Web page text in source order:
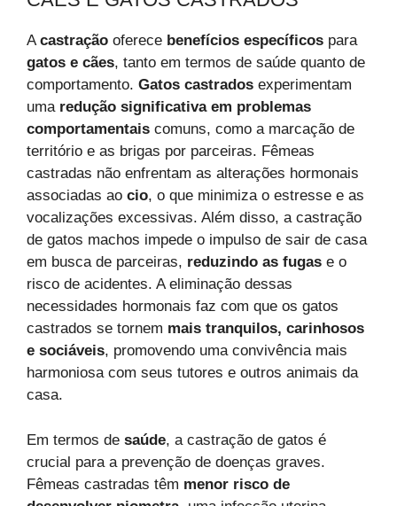
Acastração oferece benefícios específicos para
gatos e cães, tanto em termos de saúde quanto de
comportamento. Gatos castrados experimentam
uma redução significativa em problemas
comportamentais comuns, como a marcação de
território e as brigas por parceiras. Fêmeas
castradas não enfrentam as alterações hormonais
associadas ao cio, o que minimiza o estresse e as
vocalizações excessivas. Além disso, a castração
de gatos machos impede o impulso de sair de casa
em busca de parceiras, reduzindo as fugas e o
risco de acidentes. A eliminação dessas
necessidades hormonais faz com que os gatos
castrados se tornem mais tranquilos, carinhosos
e sociáveis, promovendo uma convivência mais
harmoniosa com seus tutores e outros animais da
casa.
Em termos de saúde, a castração de gatos é
crucial para a prevenção de doenças graves.
Fêmeas castradas têm menor risco de